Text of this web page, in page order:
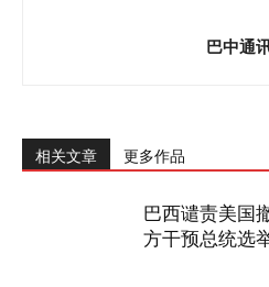
巴中通
相关文章 更多作品
巴西谴责美国
方干预总统选